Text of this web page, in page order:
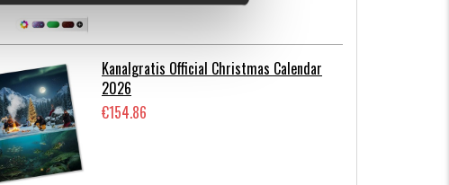
Kanalgratis Official Christmas Calendar
2026
€154.86